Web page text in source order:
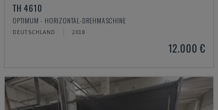
TH 4610
OPTIMUM - HORIZONTAL-DREHMASCHINE
DEUTSCHLAND 2018
12.000 €